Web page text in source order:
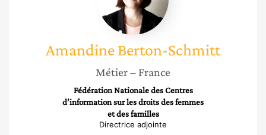
AmandineBerton-Schmitt
Métier– France
Fédération Nationale des Centres
d’information sur les droits des femmes
et des familles
Directrice adjointe